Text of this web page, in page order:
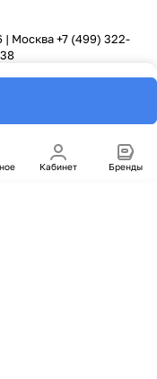
Кабинет Бренды
| Москва+7 (499) 322-